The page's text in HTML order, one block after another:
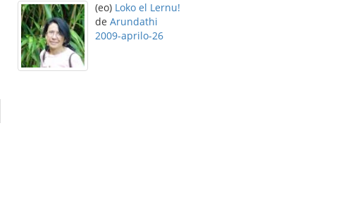
(eo) Loko el Lernu!
de Arundathi
2009-aprilo-26